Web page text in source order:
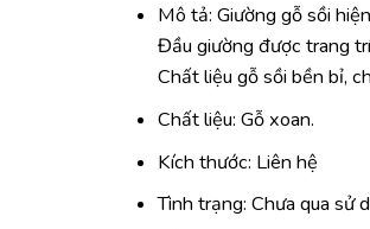
Mô tả: Giường gỗ sồi
Đầu giường được trang
Chất liệu gỗ sồi bền bỉ,
Chất liệu: Gỗ xoan.
Kích thước: Liên hệ
Tình trạng: Chưa qua sử